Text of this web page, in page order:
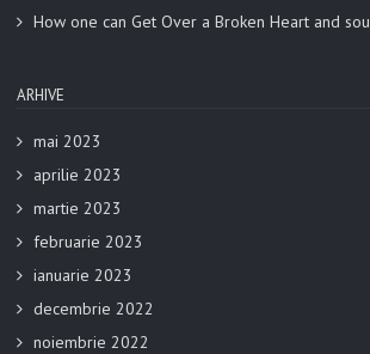
How one can Get Over a Broken Heart and
ARHIVE
mai 2023
aprilie 2023
martie 2023
februarie 2023
ianuarie 2023
decembrie 2022
noiembrie 2022